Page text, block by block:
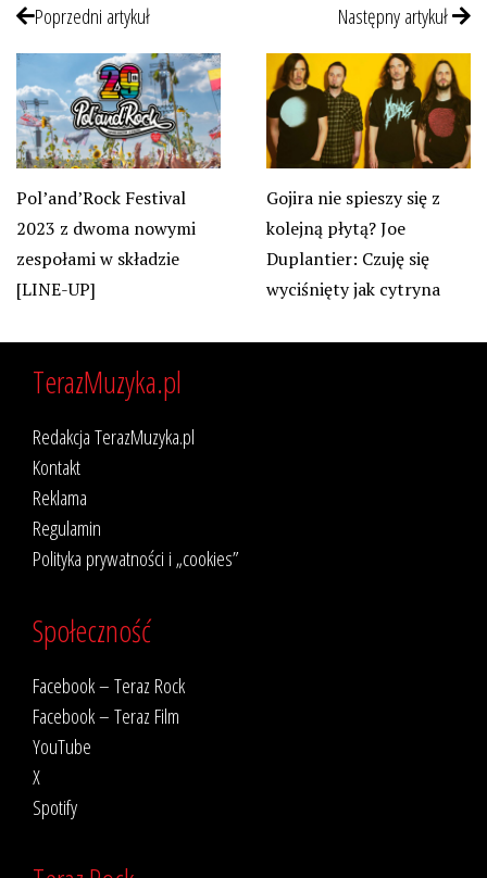
Poprzedni artykuł
Pol’and’Rock Festival
2023 z dwoma nowymi
zespołami w składzie
[LINE-UP]
Następny artykuł
Gojira nie spieszy się z
kolejną płytą? Joe
Duplantier: Czuję się
wyciśnięty jak cytryna
TerazMuzyka.pl
Redakcja TerazMuzyka.pl
Kontakt
Reklama
Regulamin
Polityka prywatności i „cookies”
Społeczność
Facebook – Teraz Rock
Facebook – Teraz Film
YouTube
X
Spotify